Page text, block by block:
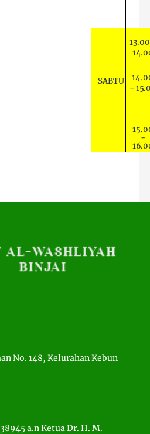
SABTU
-
-
No. 148, Kelurahan Kebun
a.n Ketua Dr. H. M.